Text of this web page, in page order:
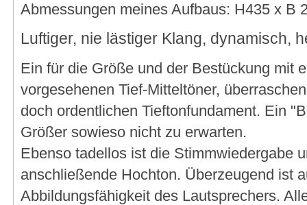
Abmessungen meines Aufbaus: H435 x B
Luftiger, nie lästiger Klang, dynamisch,
Ein für die Größe und der Bestückung mit
vorgesehenen Tief-Mitteltöner,
doch ordentlichen Tieftonfundament. Ein
Größer sowieso nicht zu erwarten.
Ebenso tadellos ist die Stimmwiedergabe
anschließende Hochton. Überzeugend ist
Abbildungsfähigkeit des Lautsprechers.